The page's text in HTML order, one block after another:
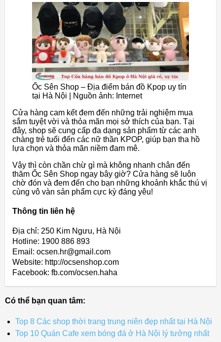
Ốc Sên Shop – Địa điểm bán đồ Kpop uy tín
tại Hà Nội | Nguồn ảnh: Internet
Cửa hàng cam kết đem đến những trải nghiệm mua
sắm tuyệt vời và thỏa mãn mọi sở thích của bạn. Tại
đây, shop sẽ cung cấp đa dạng sản phẩm từ các anh
chàng trẻ tuổi đến các nữ thần KPOP, giúp bạn tha hồ
lựa chọn và thỏa mãn niềm đam mê.
Vậy thì còn chần chừ gì mà không nhanh chân đến
thăm Ốc Sên Shop ngay bây giờ? Cửa hàng sẽ luôn
chờ đón và đem đến cho bạn những khoảnh khắc thú vị
cùng vô vàn sản phẩm cực kỳ đáng yêu!
Thông tin liên hệ
Địa chỉ: 250 Kim Ngưu, Hà Nội
Hotline: 1900 886 893
Email: ocsen.hr@gmail.com
Website: http://ocsenshop.com
Facebook: fb.com/ocsen.haha
Có thể bạn quan tâm:
Top 8 Các shop thời trang trung niên đẹp nhất tại Hà Nội
Top 10 Quán Cafe xem bóng đá ở Hà Nội lý tưởng nhất